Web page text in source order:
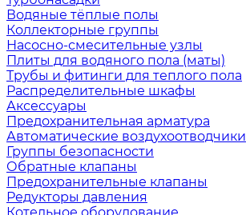
Водяные тёплые полы
Коллекторные группы
Насосно-смесительные узлы
Плиты для водяного пола (маты)
Трубы и фитинги для теплого пола
Распределительные шкафы
Аксессуары
Предохранительная арматура
Автоматические воздухоотводчики
Группы безопасности
Обратные клапаны
Предохранительные клапаны
Редукторы давления